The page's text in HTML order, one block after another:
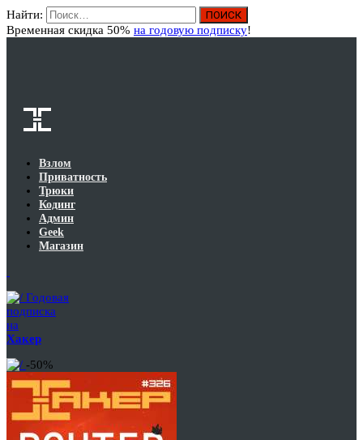
Найти:
Временная скидка 50% на годовую подписку!
Взлом
Приватность
Трюки
Кодинг
Админ
Geek
Магазин
Годовая
подписка
на
Хакер
-50%